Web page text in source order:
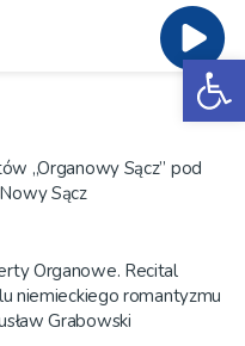
„Organowy Sącz” pod
Sącz
Organowe. Recital
niemieckiego romantyzmu
Grabowski